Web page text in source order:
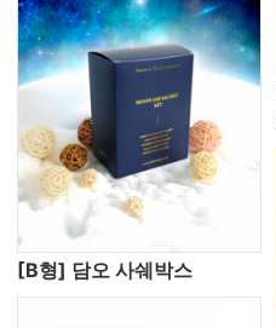
[B형] 담오 사쉐박스